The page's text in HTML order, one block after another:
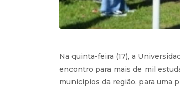
Na quinta-feira (17), a
encontro para mais de mil
municípios da região, para uma